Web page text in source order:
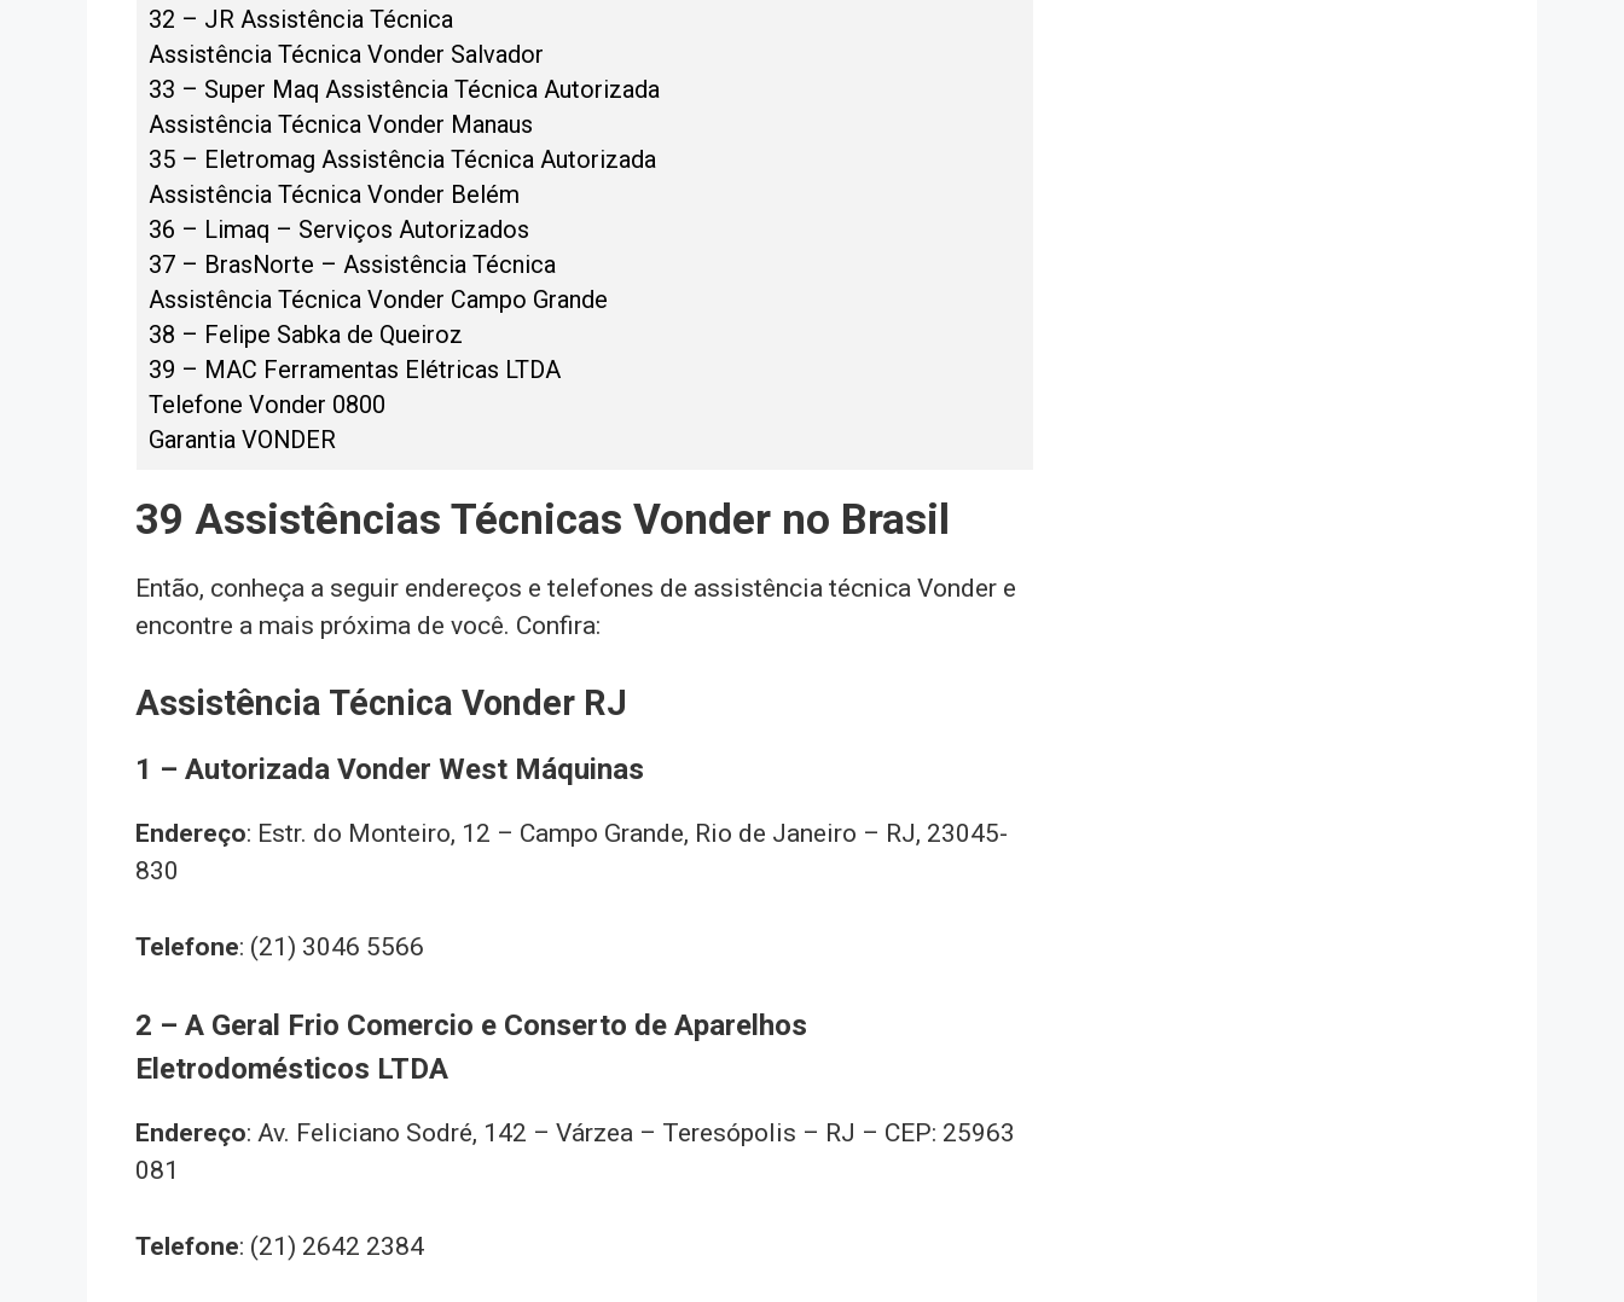
32 – JR Assistência Técnica
Assistência Técnica Vonder Salvador
33 – Super Maq Assistência Técnica Autorizada
Assistência Técnica Vonder Manaus
35 – Eletromag Assistência Técnica Autorizada
Assistência Técnica Vonder Belém
36 – Limaq – Serviços Autorizados
37 – BrasNorte – Assistência Técnica
Assistência Técnica Vonder Campo Grande
38 – Felipe Sabka de Queiroz
39 – MAC Ferramentas Elétricas LTDA
Telefone Vonder 0800
Garantia VONDER
39 Assistências Técnicas Vonder no Brasil
Então, conheça a seguir endereços e telefones de assistência técnica Vonder e
encontre a mais próxima de você. Confira:
Assistência Técnica Vonder RJ
1 – Autorizada Vonder West Máquinas
Endereço: Estr. do Monteiro, 12 – Campo Grande, Rio de Janeiro – RJ, 23045-
830
Telefone: (21) 3046 5566
2 – A Geral Frio Comercio e Conserto de Aparelhos
Eletrodomésticos LTDA
Endereço: Av. Feliciano Sodré, 142 – Várzea – Teresópolis – RJ – CEP: 25963
081
Telefone: (21) 2642 2384